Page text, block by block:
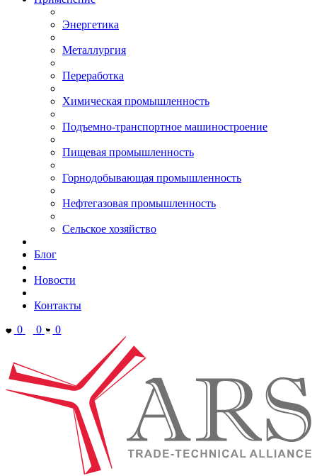
Энергетика
Металлургия
Переработка
Химическая промышленность
Подъемно-транспортное машиностроение
Пищевая промышленность
Горнодобывающая промышленность
Нефтегазовая промышленность
Сельское хозяйство
Блог
Новости
Контакты
0
0 0